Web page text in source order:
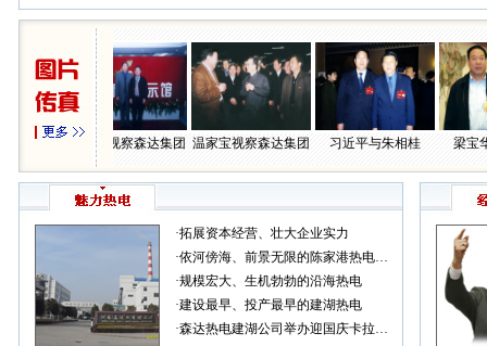
吴邦国视察森达集团 温家宝视察森达集团 习近平与朱相桂 梁宝华
·拓展资本经营、壮大企业实力
·依河傍海、前景无限的陈家港热电…
·规模宏大、生机勃勃的沿海热电
·建设最早、投产最早的建湖热电
·森达热电建湖公司举办迎国庆卡拉…